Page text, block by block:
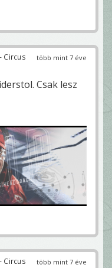
több mint 7 éve
Circus
Csak lesz
több mint 7 éve
Circus